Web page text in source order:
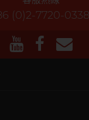
(0)2-7720-0338